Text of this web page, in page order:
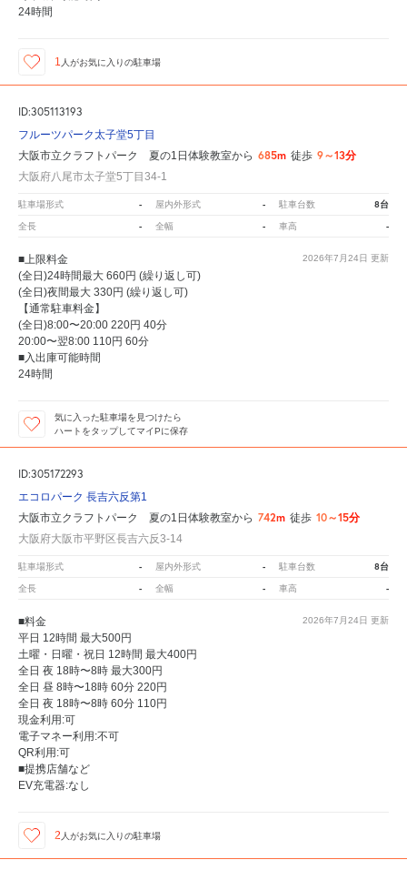
24時間
1 人がお気に入りの駐車場
ID:305113193
フルーツパーク太子堂5丁目
大阪市立クラフトパーク 夏の1日体験教室から 685m 徒歩 9～13分
大阪府八尾市太子堂5丁目34-1
駐車場形式 - 屋内外形式 - 駐車台数 8台
全長 - 全幅 - 車高 -
2026年7月24日 更新
■上限料金
(全日)24時間最大 660円 (繰り返し可)
(全日)夜間最大 330円 (繰り返し可)
【通常駐車料金】
(全日)8:00〜20:00 220円 40分
20:00〜翌8:00 110円 60分
■入出庫可能時間
24時間
気に入った駐車場を見つけたら
ハートをタップしてマイPに保存
ID:305172293
エコロパーク 長吉六反第1
大阪市立クラフトパーク 夏の1日体験教室から 742m 徒歩 10～15分
大阪府大阪市平野区長吉六反3-14
駐車場形式 - 屋内外形式 - 駐車台数 8台
全長 - 全幅 - 車高 -
2026年7月24日 更新
■料金
平日 12時間 最大500円
土曜・日曜・祝日 12時間 最大400円
全日 夜 18時〜8時 最大300円
全日 昼 8時〜18時 60分 220円
全日 夜 18時〜8時 60分 110円
現金利用:可
電子マネー利用:不可
QR利用:可
■提携店舗など
EV充電器:なし
2 人がお気に入りの駐車場